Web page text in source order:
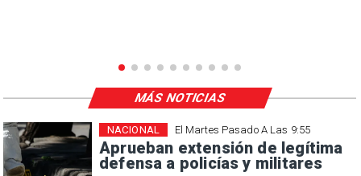
El Martes Pasado A Las 9:55
Aprueban extensión de legítima
defensa a policías y militares
NACIONAL
MÁS NOTICIAS